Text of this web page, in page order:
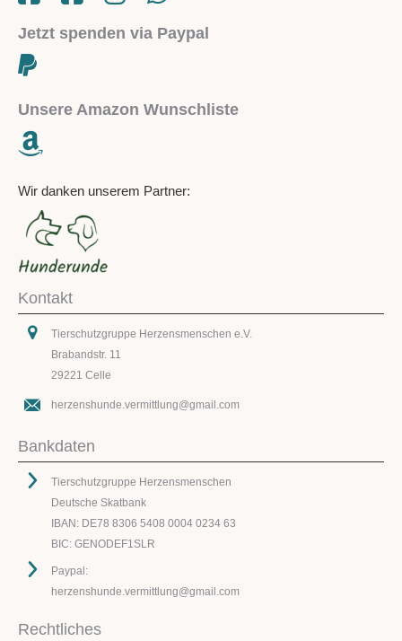
Jetzt spenden via Paypal
Unsere Amazon Wunschliste
Wir danken unserem Partner:
Kontakt
Tierschutzgruppe Herzensmenschen e.V.
Brabandstr. 11
29221 Celle
herzenshunde.vermittlung@gmail.com
Bankdaten
Tierschutzgruppe Herzensmenschen
Deutsche Skatbank
IBAN: DE78 8306 5408 0004 0234 63
BIC: GENODEF1SLR
Paypal:
herzenshunde.vermittlung@gmail.com
Rechtliches